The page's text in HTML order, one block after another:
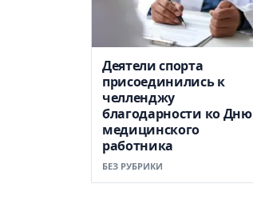
Деятели спорта
присоединились к
челленджу
благодарности ко Дню
медицинского
работника
БЕЗ РУБРИКИ